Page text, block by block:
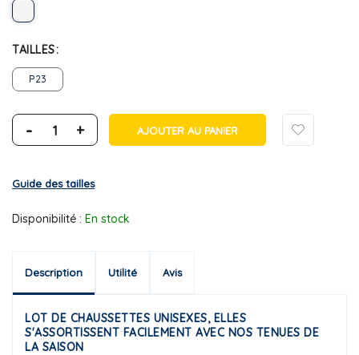
TAILLES
P23
- + AJOUTER AU PANIER
Guide des tailles
Disponibilité : En stock
Description Utilité Avis
LOT DE CHAUSSETTES UNISEXES, ELLES
S'ASSORTISSENT FACILEMENT AVEC NOS TENUES DE
LA SAISON